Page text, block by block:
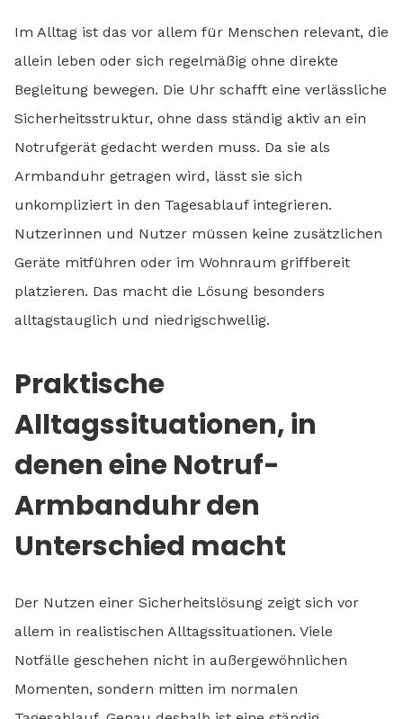
Im Alltag ist das vor allem für Menschen relevant, die
allein leben oder sich regelmäßig ohne direkte
Begleitung bewegen. Die Uhr schafft eine verlässliche
Sicherheitsstruktur, ohne dass ständig aktiv an ein
Notrufgerät gedacht werden muss. Da sie als
Armbanduhr getragen wird, lässt sie sich
unkompliziert in den Tagesablauf integrieren.
Nutzerinnen und Nutzer müssen keine zusätzlichen
Geräte mitführen oder im Wohnraum griffbereit
platzieren. Das macht die Lösung besonders
alltagstauglich und niedrigschwellig.
Praktische
Alltagssituationen, in
denen eine Notruf-
Armbanduhr den
Unterschied macht
Der Nutzen einer Sicherheitslösung zeigt sich vor
allem in realistischen Alltagssituationen. Viele
Notfälle geschehen nicht in außergewöhnlichen
Momenten, sondern mitten im normalen